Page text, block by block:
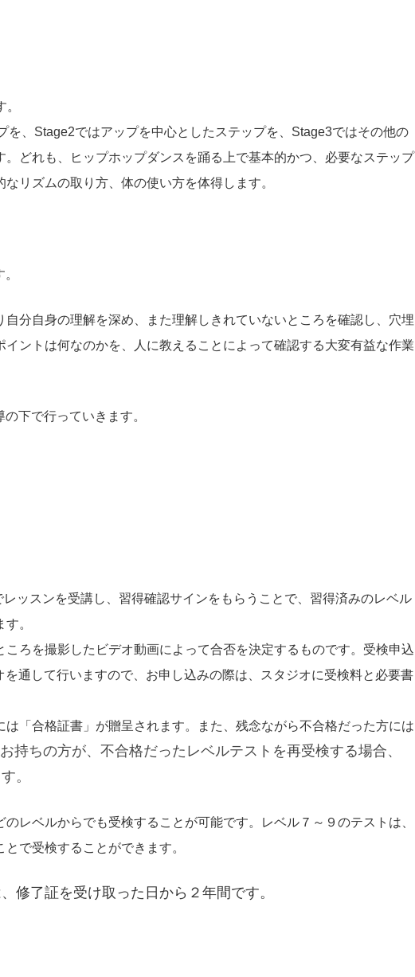
を、Stage2ではアップを中心としたステップを、Stage3ではその他の
どれも、ヒップホップダンスを踊る上で基本的かつ、必要なステップ
リズムの取り方、体の使い方を体得します。
分自身の理解を深め、また理解しきれていないところを確認し、穴埋
ントは何なのかを、人に教えることによって確認する大変有益な作業
下で行っていきます。
ッスンを受講し、習得確認サインをもらうことで、習得済みのレベル
。
ろを撮影したビデオ動画によって合否を決定するものです。受検申込
通して行いますので、 お申し込みの際は、スタジオに受検料と必要書
「合格証書」が贈呈されます。また、残念ながら不合格だった方には
持ちの方が、不合格だったレベルテストを再受検する場合、
。
レベルからでも受検することが可能です。レベル７～９のテストは、
で受検することができます。
修了証を受け取った日から２年間です。